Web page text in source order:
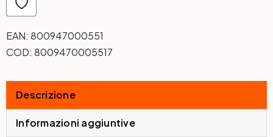
EAN: 800947000551
COD: 8009470005517
Descrizione
Informazioni aggiuntive